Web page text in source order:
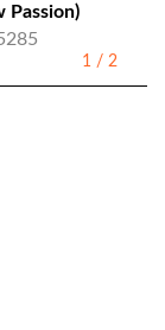
Passion)
1 / 2